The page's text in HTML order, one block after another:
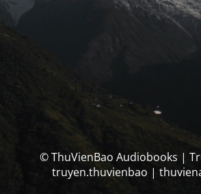
© ThuVienBao Audiobooks |
truyen.thuvienbao |